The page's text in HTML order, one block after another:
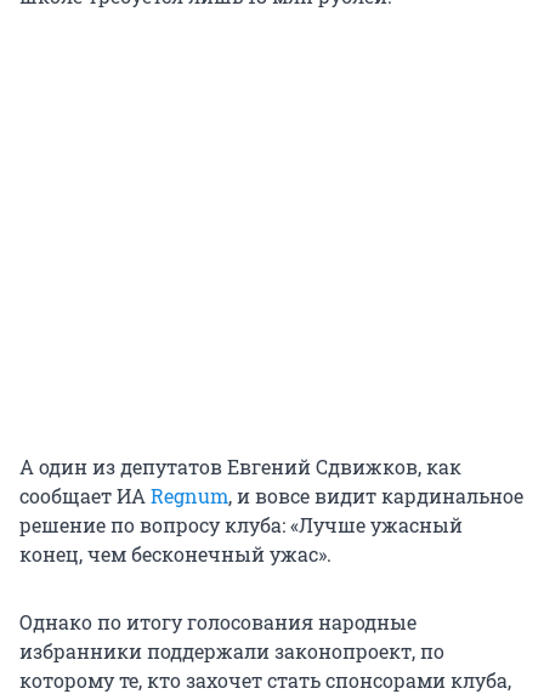
А один из депутатов Евгений Сдвижков, как
сообщает ИА Regnum, и вовсе видит кардинальное
решение по вопросу клуба: «Лучше ужасный
конец, чем бесконечный ужас».
Однако по итогу голосования народные
избранники поддержали законопроект, по
которому те, кто захочет стать спонсорами клуба,